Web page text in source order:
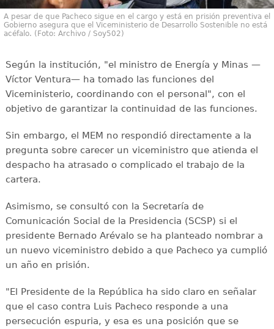
A pesar de que Pacheco sigue en el cargo y está en prisión preventiva el
Gobierno asegura que el Viceministerio de Desarrollo Sostenible no está
acéfalo. (Foto: Archivo / Soy502)
Según la institución, "el ministro de Energía y Minas —
Víctor Ventura— ha tomado las funciones del
Viceministerio, coordinando con el personal", con el
objetivo de garantizar la continuidad de las funciones.
Sin embargo, el MEM no respondió directamente a la
pregunta sobre carecer un viceministro que atienda el
despacho ha atrasado o complicado el trabajo de la
cartera.
Asimismo, se consultó con la Secretaría de
Comunicación Social de la Presidencia (SCSP) si el
presidente Bernado Arévalo se ha planteado nombrar a
un nuevo viceministro debido a que Pacheco ya cumplió
un año en prisión.
"El Presidente de la República ha sido claro en señalar
que el caso contra Luis Pacheco responde a una
persecución espuria, y esa es una posición que se